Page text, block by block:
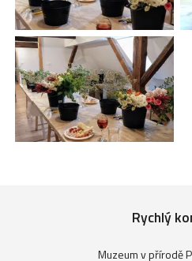
Rychlý
Muzeum v přírodě